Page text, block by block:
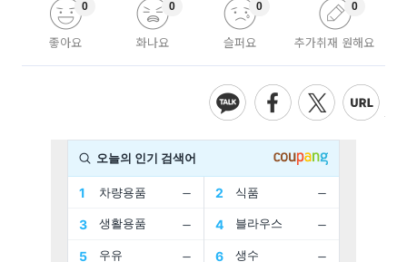
좋아요
0
화나요
0
슬퍼요
0
추가취재 원해요
0